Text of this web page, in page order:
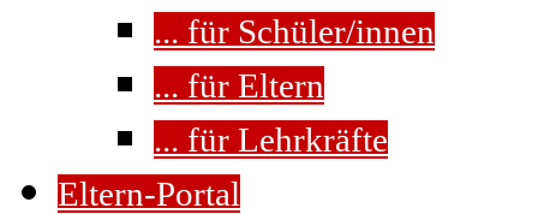
... für Schüler/innen
... für Eltern
... für Lehrkräfte
Eltern-Portal